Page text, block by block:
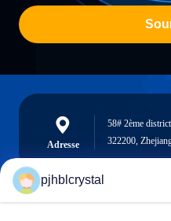
Adresse
58# 2ème
322200,
pjhblcrystal